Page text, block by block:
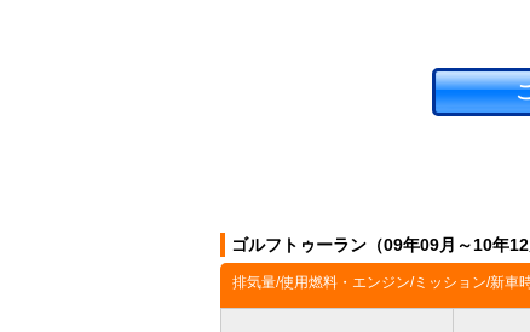
ゴルフトゥーラン（09年09月～10年
排気量/使用燃料・エンジン/ミッション/新車